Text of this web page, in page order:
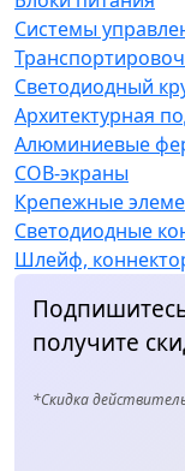
Системы
Светодиодный
Архитектурная
Алюминиевые
COB-экраны
Крепежные
Светодиодные
Шлейф,
получите
*Скидка